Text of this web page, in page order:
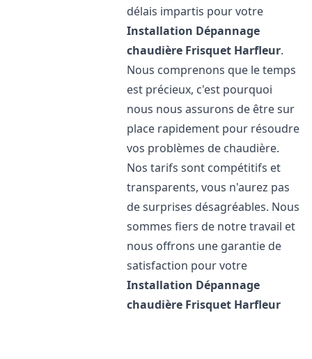
délais impartis pour votre
Installation Dépannage
chaudière Frisquet Harfleur.
Nous comprenons que le temps
est précieux, c'est pourquoi
nous nous assurons de être sur
place rapidement pour résoudre
vos problèmes de chaudière.
Nos tarifs sont compétitifs et
transparents, vous n'aurez pas
de surprises désagréables. Nous
sommes fiers de notre travail et
nous offrons une garantie de
satisfaction pour votre
Installation Dépannage
chaudière Frisquet Harfleur